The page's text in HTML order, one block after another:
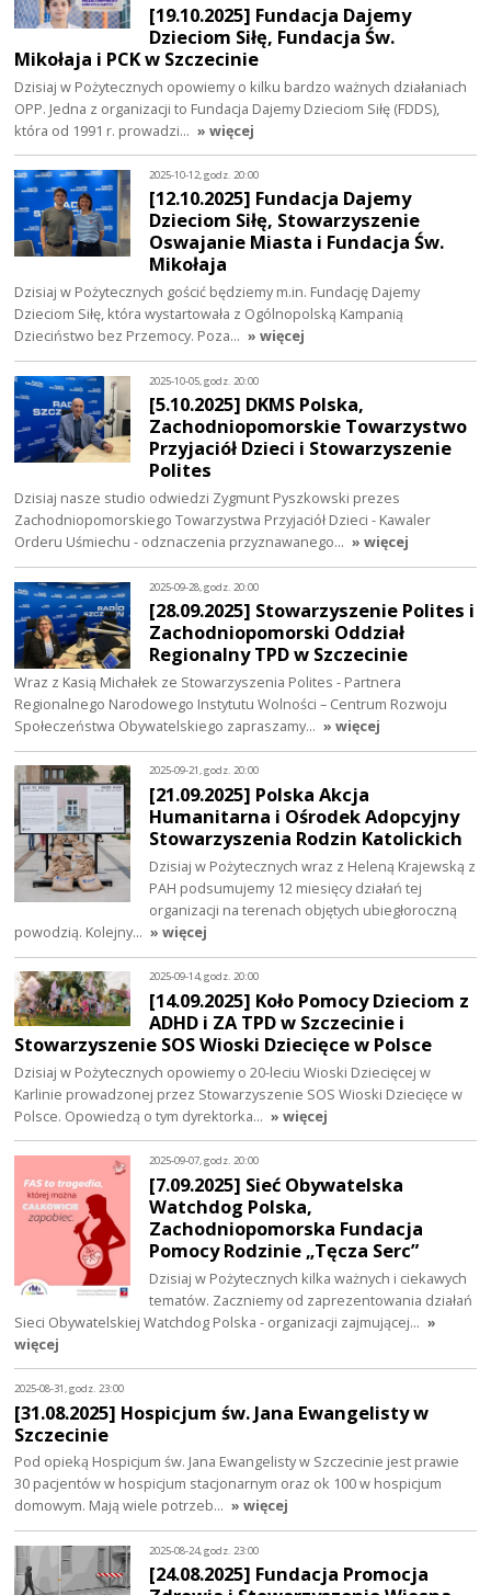
[19.10.2025] Fundacja Dajemy
Dzieciom Siłę, Fundacja Św.
Mikołaja i PCK w Szczecinie
Dzisiaj w Pożytecznych opowiemy o kilku bardzo ważnych działaniach
OPP. Jedna z organizacji to Fundacja Dajemy Dzieciom Siłę (FDDS),
która od 1991 r. prowadzi… » więcej
2025-10-12, godz. 20:00
[12.10.2025] Fundacja Dajemy
Dzieciom Siłę, Stowarzyszenie
Oswajanie Miasta i Fundacja Św.
Mikołaja
Dzisiaj w Pożytecznych gościć będziemy m.in. Fundację Dajemy
Dzieciom Siłę, która wystartowała z Ogólnopolską Kampanią
Dzieciństwo bez Przemocy. Poza… » więcej
2025-10-05, godz. 20:00
[5.10.2025] DKMS Polska,
Zachodniopomorskie Towarzystwo
Przyjaciół Dzieci i Stowarzyszenie
Polites
Dzisiaj nasze studio odwiedzi Zygmunt Pyszkowski prezes
Zachodniopomorskiego Towarzystwa Przyjaciół Dzieci - Kawaler
Orderu Uśmiechu - odznaczenia przyznawanego… » więcej
2025-09-28, godz. 20:00
[28.09.2025] Stowarzyszenie Polites i
Zachodniopomorski Oddział
Regionalny TPD w Szczecinie
Wraz z Kasią Michałek ze Stowarzyszenia Polites - Partnera
Regionalnego Narodowego Instytutu Wolności – Centrum Rozwoju
Społeczeństwa Obywatelskiego zapraszamy… » więcej
2025-09-21, godz. 20:00
[21.09.2025] Polska Akcja
Humanitarna i Ośrodek Adopcyjny
Stowarzyszenia Rodzin Katolickich
Dzisiaj w Pożytecznych wraz z Heleną Krajewską z
PAH podsumujemy 12 miesięcy działań tej
organizacji na terenach objętych ubiegłoroczną
powodzią. Kolejny… » więcej
2025-09-14, godz. 20:00
[14.09.2025] Koło Pomocy Dzieciom z
ADHD i ZA TPD w Szczecinie i
Stowarzyszenie SOS Wioski Dziecięce w Polsce
Dzisiaj w Pożytecznych opowiemy o 20-leciu Wioski Dziecięcej w
Karlinie prowadzonej przez Stowarzyszenie SOS Wioski Dziecięce w
Polsce. Opowiedzą o tym dyrektorka… » więcej
2025-09-07, godz. 20:00
[7.09.2025] Sieć Obywatelska
Watchdog Polska,
Zachodniopomorska Fundacja
Pomocy Rodzinie „Tęcza Serc”
Dzisiaj w Pożytecznych kilka ważnych i ciekawych
tematów. Zaczniemy od zaprezentowania działań
Sieci Obywatelskiej Watchdog Polska - organizacji zajmującej… »
więcej
2025-08-31, godz. 23:00
[31.08.2025] Hospicjum św. Jana Ewangelisty w
Szczecinie
Pod opieką Hospicjum św. Jana Ewangelisty w Szczecinie jest prawie
30 pacjentów w hospicjum stacjonarnym oraz ok 100 w hospicjum
domowym. Mają wiele potrzeb… » więcej
2025-08-24, godz. 23:00
[24.08.2025] Fundacja Promocja